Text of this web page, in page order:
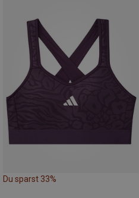
Du sparst 33%